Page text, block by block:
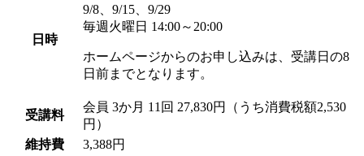
日時
9/8、9/15、9/29
毎週火曜日 14:00～20:00
ホームページからのお申し込みは、受講日の8
日前までとなります。
受講料
会員 3か月 11回 27,830円（うち消費税額2,530
円）
維持費
3,388円